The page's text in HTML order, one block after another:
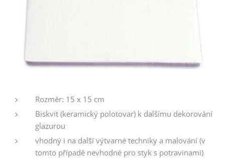
Rozměr: 15 x 15 cm
Biskvit (keramický polotovar) k dalšímu dekorování
glazurou
vhodný i na další výtvarné techniky a malování (v
tomto případě nevhodné pro styk s potravinami)